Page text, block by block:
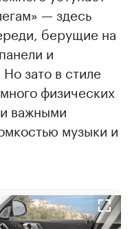
— здесь
берущие на
и
зато в стиле
физических
важными
музыки и